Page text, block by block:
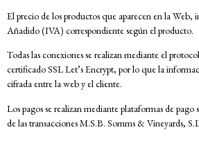
El precio de los productos que aparecen en la Web,
Añadido (IVA) correspondiente según el producto.
Todas las conexiones se realizan mediante el
certificado SSL Let’s Encrypt, por lo que la
cifrada entre la web y el cliente.
Los pagos se realizan mediante plataformas de pago
de las transacciones M.S.B. Somms & Vineyards,